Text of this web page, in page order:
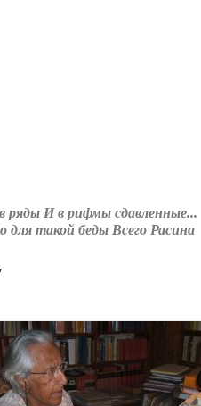
ряды И в рифмы сдавленные...
такой беды Всего Расина